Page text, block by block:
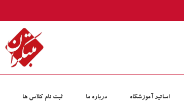
اساتید آموزشگاه درباره ما ثبت نام کلاس‏ ها